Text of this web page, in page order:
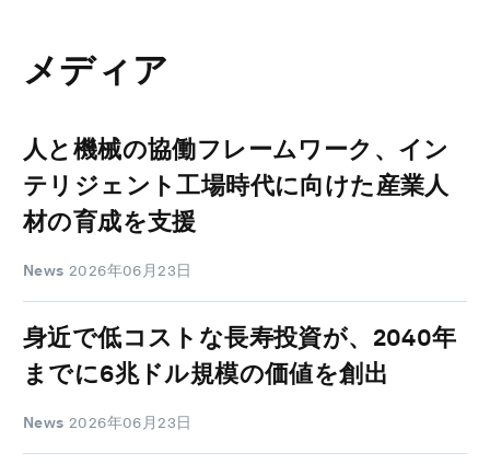
メディア
人と機械の協働フレームワーク、イン
テリジェント工場時代に向けた産業人
材の育成を支援
News 2026年06月23日
身近で低コストな長寿投資が、2040年
までに6兆ドル規模の価値を創出
News 2026年06月23日